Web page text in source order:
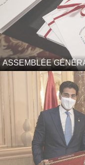
ASSEMBLÉE